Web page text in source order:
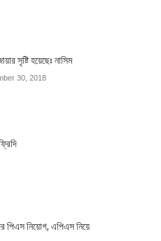
সৃষ্টি হয়েছেঃ নাসিম
30, 2018
পিএস নিয়োগ, এপিএস নিয়ে